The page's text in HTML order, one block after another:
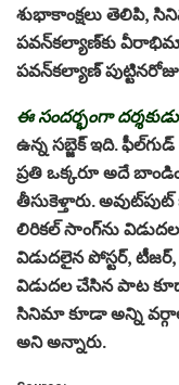
శుభాకాంక్షలు తెలిపి,
పవన్‌కల్యాణ్‌కు
పవన్‌కల్యాణ్‌
ఈ సందర్భంగా
ఉన్న సబ్జెక్‌ ఇది.
ప్రతి ఒక్కరూ అదే
తీసుకెళ్తారు.
లిరికల్‌ సాంగ్‌ను
విడుదలైన పోస్టర్‌,
విడుదల చేసిన పాట
సినిమా కూడా అన్ని వర్గాల
అని అన్నారు.